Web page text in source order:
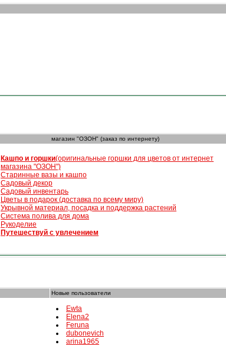
магазин "ОЗОН" (заказ по интернету)
Кашпо и горшки(оригинальные горшки для цветов от интернет
магазина "ОЗОН")
Старинные вазы и кашпо
Садовый декор
Садовый инвентарь
Цветы в подарок (доставка по всему миру)
Укрывной материал, посадка и поддержка растений
Система полива для дома
Рукоделие
Путешествуй с увлечением
Новые пользователи
Ewta
Elena2
Feruna
dubonevich
arina1965